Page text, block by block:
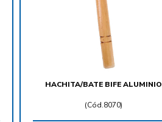
HACHITA/BATE BIFE ALUMINIO
(Cód.8070)